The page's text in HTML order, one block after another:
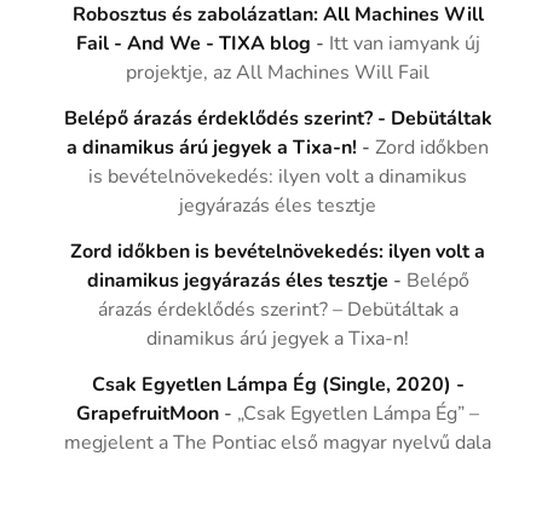
Robosztus és zabolázatlan: All Machines Will
Fail - And We - TIXA blog - Itt van iamyank új
projektje, az All Machines Will Fail
Belépő árazás érdeklődés szerint? - Debütáltak
a dinamikus árú jegyek a Tixa-n! -Zord időkben
is bevételnövekedés: ilyen volt a dinamikus
jegyárazás éles tesztje
Zord időkben is bevételnövekedés: ilyen volt a
dinamikus jegyárazás éles tesztje - Belépő
árazás érdeklődés szerint? – Debütáltak a
dinamikus árú jegyek a Tixa-n!
Csak Egyetlen Lámpa Ég (Single, 2020) -
GrapefruitMoon - „Csak Egyetlen Lámpa Ég” –
megjelent a The Pontiac első magyar nyelvű dala